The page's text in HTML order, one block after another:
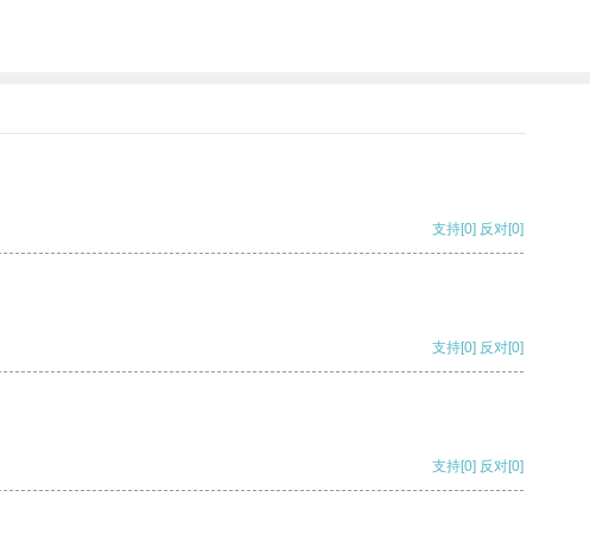
支持[0] 反对[0]
支持[0] 反对[0]
支持[0] 反对[0]